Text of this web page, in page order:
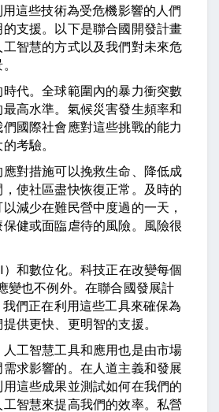
用這些技術為受危機影響的人們
支援。以下是聯合國開發計畫
智慧的方式以及我們對未來危
代。全球範圍內的暴力衝突數
高水準。氣候災害發生頻率和
國際社會應對這些挑戰的能力
考驗。
對措施可以挽救生命、降低成
使社區盡快恢復正常。及時的
減少在難民營中度過的一天，
健或面臨虐待的風險。風險很
和數位化。科技正在改變每個
變也不例外。在聯合國發展計
們正在利用這些工具來確保為
供更快、更明智的支援。
工智慧工具和應用也是由市場
求影響的。在人道主義和發展
這些成果並測試如何在我們的
智慧來提高我們的效率。私營